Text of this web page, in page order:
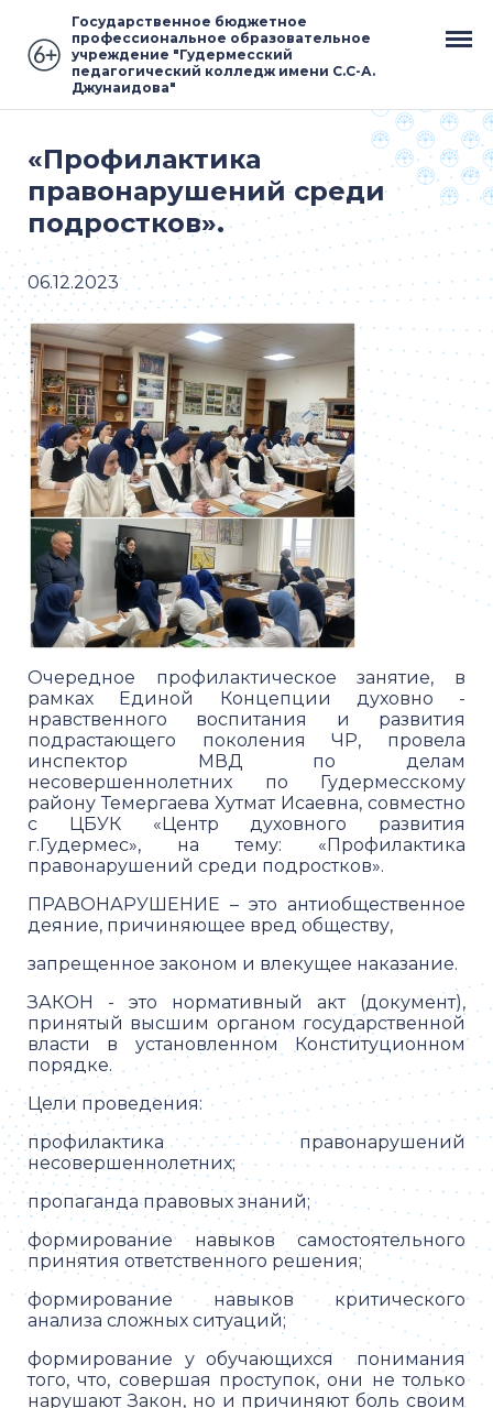
Государственное бюджетное
профессиональное образовательное
учреждение "Гудермесский
педагогический колледж имени С.С-А.
Джунаидова"
«Профилактика
правонарушений среди
подростков».
06.12.2023
Очередное профилактическое занятие, в
рамках Единой Концепции духовно -
нравственного воспитания и развития
подрастающего поколения ЧР, провела
инспектор МВД по делам
несовершеннолетних по Гудермесскому
району Темергаева Хутмат Исаевна, совместно
с ЦБУК «Центр духовного развития
г.Гудермес», на тему: «Профилактика
правонарушений среди подростков».
ПРАВОНАРУШЕНИЕ – это антиобщественное
деяние, причиняющее вред обществу,
запрещенное законом и влекущее наказание.
ЗАКОН - это нормативный акт (документ),
принятый высшим органом государственной
власти в установленном Конституционном
порядке.
Цели проведения:
профилактика правонарушений
несовершеннолетних;
пропаганда правовых знаний;
формирование навыков самостоятельного
принятия ответственного решения;
формирование навыков критического
анализа сложных ситуаций;
формирование у обучающихся понимания
того, что, совершая проступок, они не только
нарушают Закон, но и причиняют боль своим